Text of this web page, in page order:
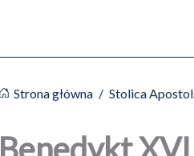
Strona główna / Stolica